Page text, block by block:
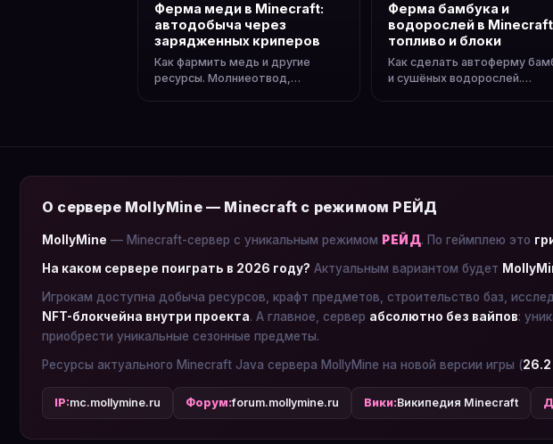
Ферма меди в Minecraft:
автодобыча через
зарядженных криперов
Как фармить медь и другие
ресурсы. Молниеотвод,
Ферма бамбука и
водорослей в
топливо и блоки
Как сделать автоферму
и сушёных водорослей.
О сервере MollyMine — Minecraft с режимом РЕЙД
MollyMine — Minecraft-сервер с уникальным режимом РЕЙД. По геймплею это
На каком сервере поиграть в 2026 году? Актуальным вариантом будет
Игрокам доступна добыча ресурсов, крафт предметов, строительство баз,
NFT-блокчейна внутри проекта. А главное, сервер абсолютно без вайпов:
приобрести уникальные сезонные предметы.
Ресурсы актуального Minecraft Java сервера MollyMine на новой версии игры (26.2
IP:mc.mollymine.ru Форум:forum.mollymine.ru Вики:Википедия Minecraft